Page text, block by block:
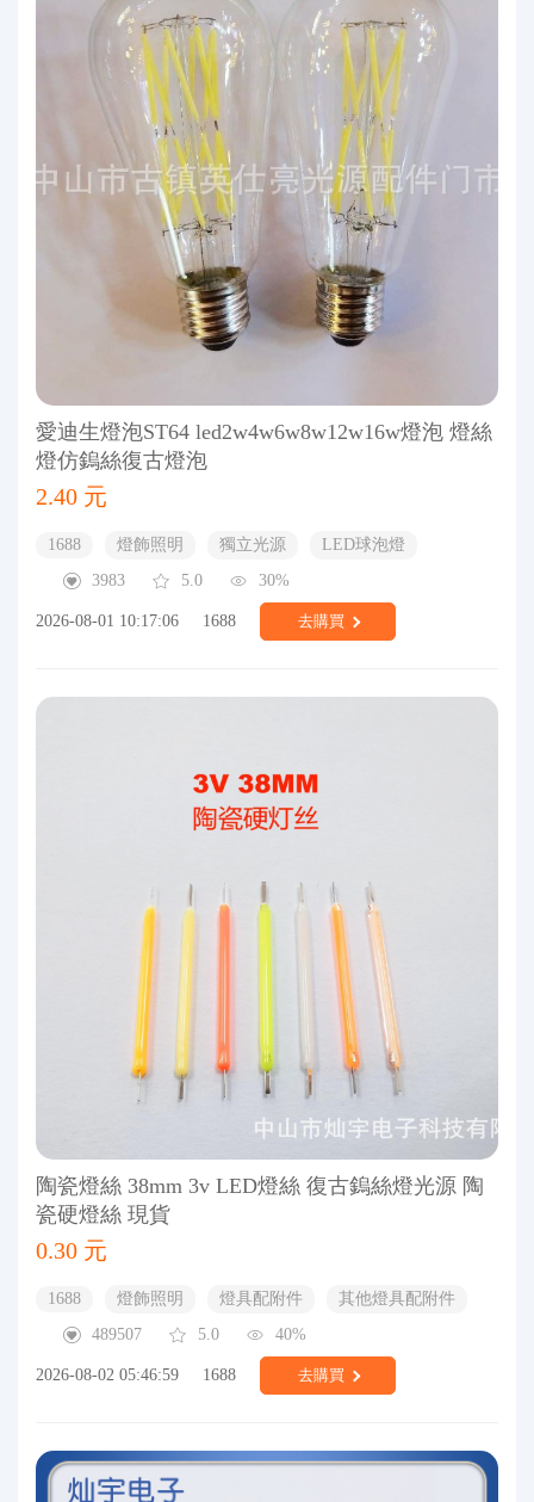
愛迪生燈泡ST64 led2w4w6w8w12w16w燈泡 燈絲
燈仿鎢絲復古燈泡
2.40 元
1688 燈飾照明 獨立光源
LED球泡燈
3983
5.0 30%
2026-08-01 10:17:06 1688 去購買
陶瓷燈絲 38mm 3v LED燈絲 復古鎢絲燈光源 陶
瓷硬燈絲 現貨
0.30 元
1688 燈飾照明 燈具配附件
其他燈具配附件
489507
5.0 40%
2026-08-02 05:46:59 1688 去購買